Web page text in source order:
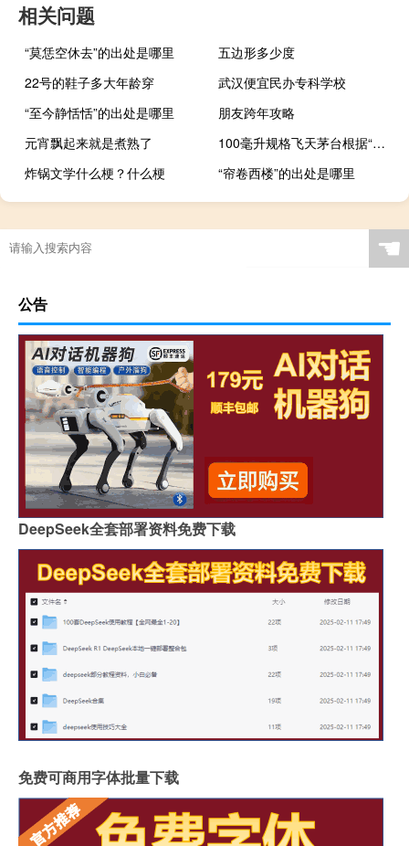
相关问题
“莫恁空休去”的出处是哪里
五边形多少度
22号的鞋子多大年龄穿
武汉便宜民办专科学校
“至今静恬恬”的出处是哪里
朋友跨年攻略
元宵飘起来就是煮熟了
100毫升规格飞天茅台根据“城市热度”动态调整投放
炸锅文学什么梗？什么梗
“帘卷西楼”的出处是哪里
☚
公告
DeepSeek全套部署资料免费下载
免费可商用字体批量下载